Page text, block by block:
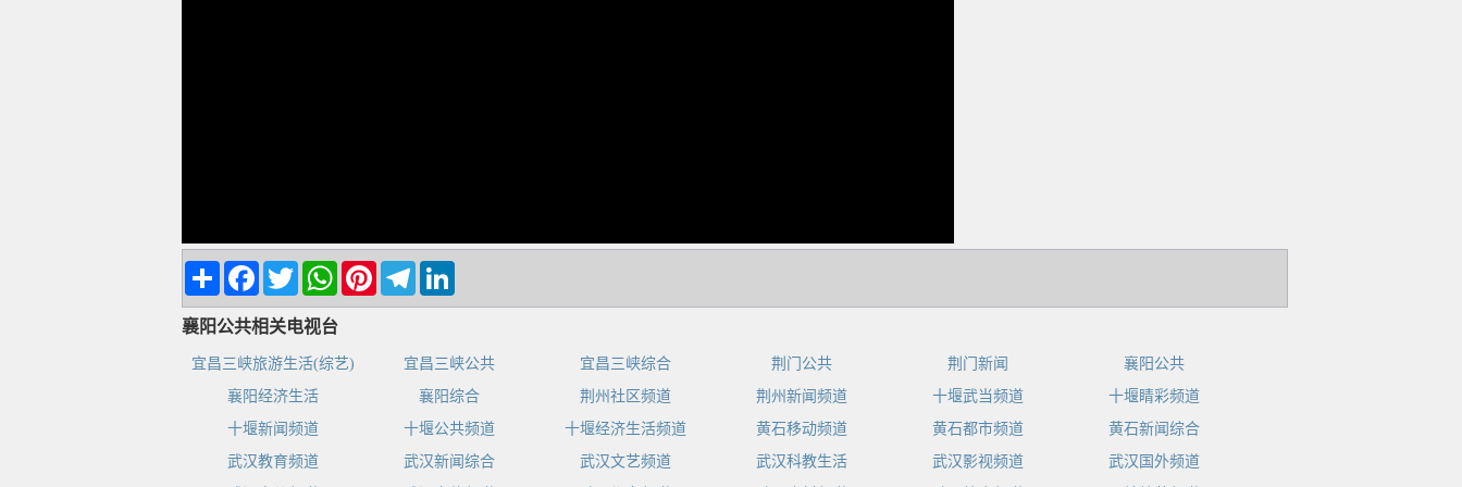
Share FacebookTwitter WhatsAppPinterest Telegram
襄阳公共相关电视台
宜昌三峡旅游生活(综艺) 宜昌三峡公共 宜昌三峡综合 荆门公共 荆门新闻
襄阳公共
襄阳经济生活
襄阳综合 荆州社区频道 荆州新闻频道 十堰武当频道
十堰睛彩频道
十堰新闻频道
十堰公共频道 十堰经济生活频道 黄石移动频道 黄石都市频道
黄石新闻综合
武汉教育频道
武汉新闻综合 武汉文艺频道 武汉科教生活 武汉影视频道
武汉国外频道